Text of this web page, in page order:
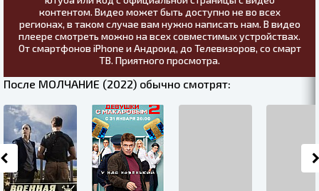
контентом. Видео может быть доступно не во всех
регионах, в таком случае вам нужно написать нам. В видео
плеере смотреть можно на всех совместимых устройствах.
От смартфонов iPhone и Андроид, до Телевизоров, со смарт
ТВ. Приятного просмотра.
После МОЛЧАНИЕ (2022) обычно смотрят: